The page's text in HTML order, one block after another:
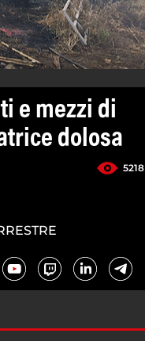
e mezzi di
dolosa
5218